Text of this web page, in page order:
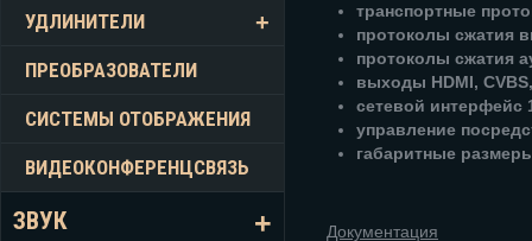
УДЛИНИТЕЛИ
ПРЕОБРАЗОВАТЕЛИ
СИСТЕМЫ ОТОБРАЖЕНИЯ
ВИДЕОКОНФЕРЕНЦСВЯЗЬ
ЗВУК
транспортные
протоколы сжатия
протоколы сжатия
выходы HDMI,
сетевой интерфейс
управление
габаритные
Документация